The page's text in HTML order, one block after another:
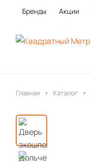
Бренды Акции
Главная Каталог